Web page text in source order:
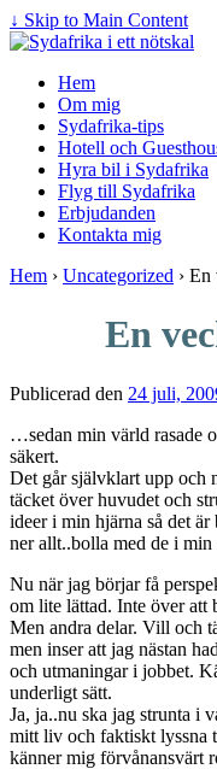
↓ Skip to Main Content
Hem
Om mig
Sydafrika-tips
Hotell och
Hyra bil i Sydafrika
Flyg till Sydafrika
Erbjudanden
Kontakta mig
Hem › Uncategorized › En
En
Publicerad den 24 juli,
…sedan min värld rasade
säkert.
Det går självklart upp och
täcket över huvudet och
ideer i min hjärna så det
ner allt..bolla med de i
Nu när jag börjar få
om lite lättad. Inte över att
Men andra delar. Vill och
men inser att jag nästan
och utmaningar i jobbet.
underligt sätt.
Ja, ja..nu ska jag strunta i
mitt liv och faktiskt lyssna
känner mig förvånansvärt